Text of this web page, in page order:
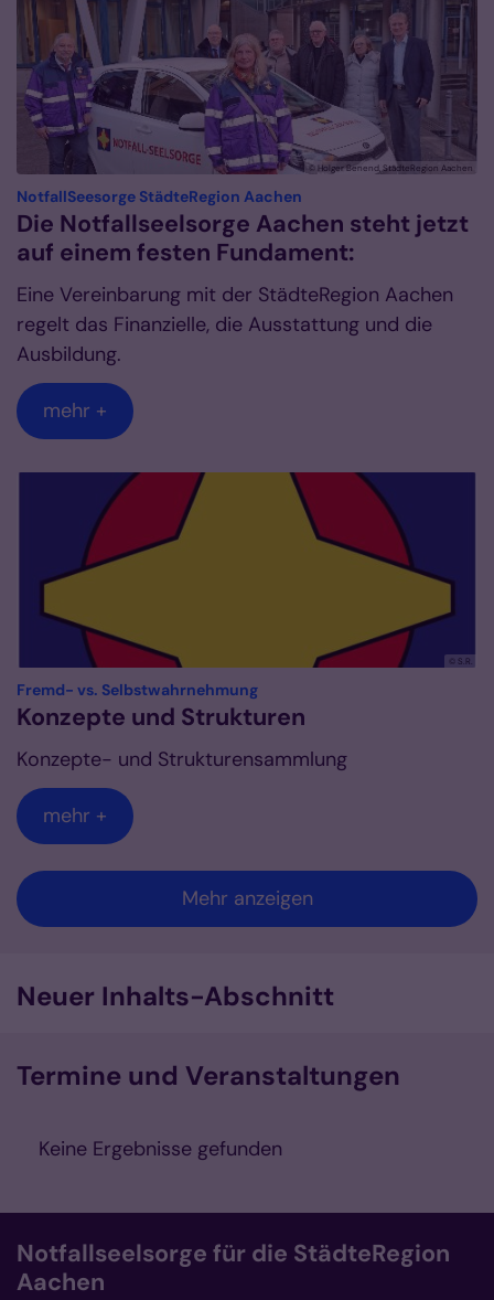
© Holger Benend, StädteRegion Aachen
NotfallSeesorge StädteRegion Aachen
Die Notfallseelsorge Aachen steht jetzt
auf einem festen Fundament:
Eine Vereinbarung mit der StädteRegion Aachen
regelt das Finanzielle, die Ausstattung und die
Ausbildung.
mehr +
© S.R.
Fremd- vs. Selbstwahrnehmung:
Konzepte und Strukturen
Konzepte- und Strukturensammlung
mehr +
Mehr anzeigen
Neuer Inhalts-Abschnitt
Termine und Veranstaltungen
Keine Ergebnisse gefunden
Notfallseelsorge für die StädteRegion
Aachen